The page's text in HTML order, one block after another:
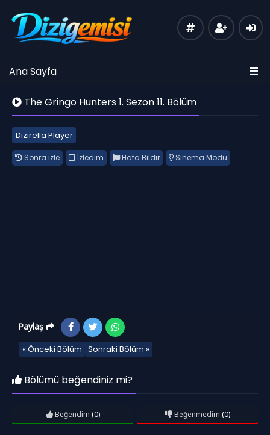
Ana Sayfa
The Gringo Hunters 1. Sezon 11. Bölüm
Dizirella Player
Sonra izle İzledim Hata Bildir Sinema Modu
Paylaş
« Önceki Bölüm Sonraki Bölüm »
Bölümü beğendiniz mi?
Beğendim (0) Beğenmedim (0)